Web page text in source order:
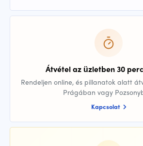
Átvétel az üzletben 30
Rendeljen online, és pillanatok alatt
Prágában vagy
Kapcsolat